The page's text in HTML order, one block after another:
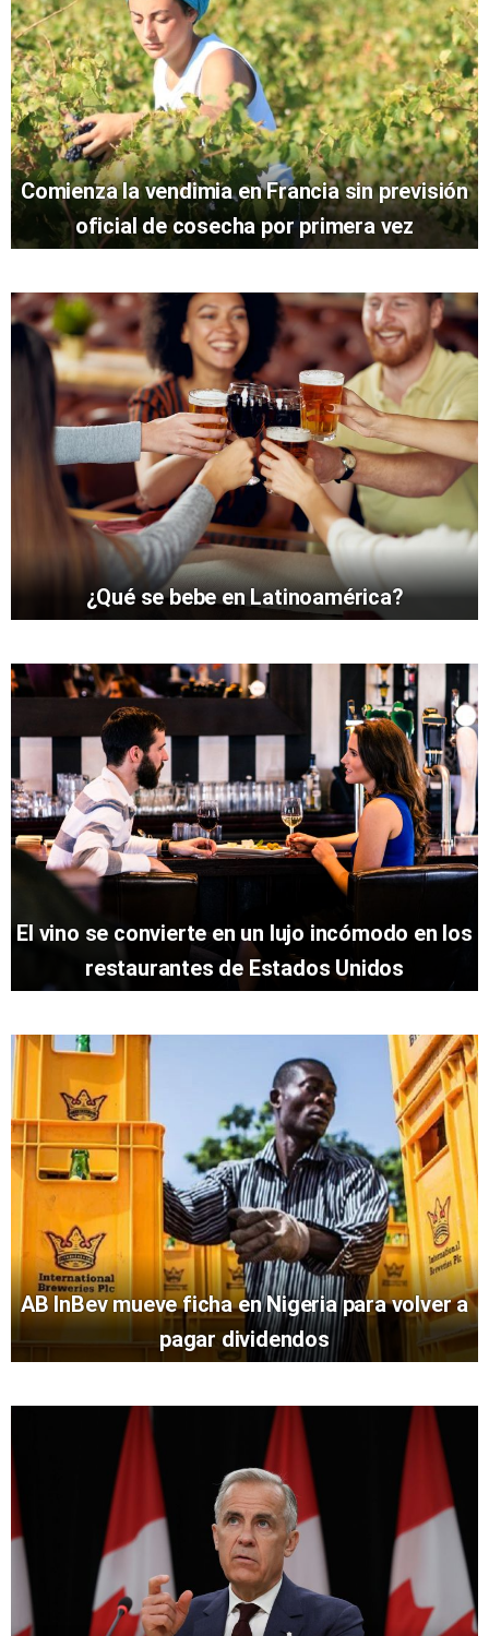
Comienza la vendimia en Francia sin previsión
oficial de cosecha por primera vez
¿Qué se bebe en Latinoamérica?
El vino se convierte en un lujo incómodo en los
restaurantes de Estados Unidos
AB InBev mueve ficha en Nigeria para volver a
pagar dividendos